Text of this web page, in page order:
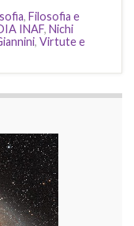
, Filosofia e
INAF, Nichi
, Virtute e